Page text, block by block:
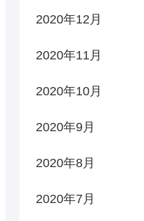
2020年12月
2020年11月
2020年10月
2020年9月
2020年8月
2020年7月